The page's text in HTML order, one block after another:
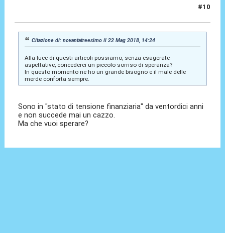
#10
Citazione di: novantatreesimo il 22 Mag 2018, 14:24
Alla luce di questi articoli possiamo, senza esagerate
aspettative, concederci un piccolo sorriso di speranza?
In questo momento ne ho un grande bisogno e il male delle
merde conforta sempre.
Sono in "stato di tensione finanziaria" da ventordici anni
e non succede mai un cazzo.
Ma che vuoi sperare?